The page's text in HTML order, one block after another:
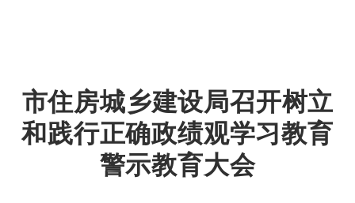
市住房城乡建设局召开树立
和践行正确政绩观学习教育
警示教育大会